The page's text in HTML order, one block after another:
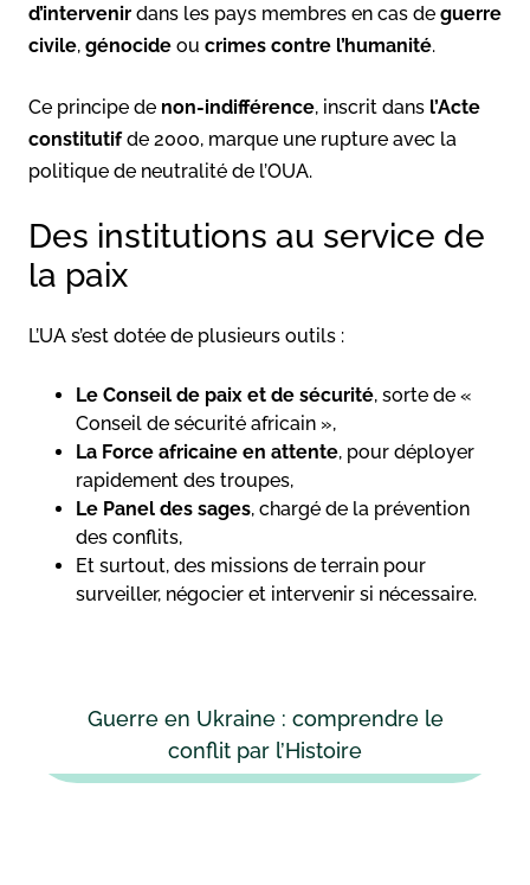
d’intervenir dans les pays membres en cas de guerre
civile, génocide ou crimes contre l’humanité.
Ce principe de non-indifférence, inscrit dans l’Acte
constitutifde 2000, marque une rupture avec la
politique de neutralité de l’OUA.
Des institutions au service de
la paix
L’UA s’est dotée de plusieurs outils :
Le Conseil de paix et de sécurité, sorte de «
Conseil de sécurité africain »,
La Force africaine en attente, pour déployer
rapidement des troupes,
Le Panel des sages, chargé de la prévention
des conflits,
Et surtout, des missions de terrain pour
surveiller, négocier et intervenir si nécessaire.
Guerre en Ukraine : comprendre le
conflit par l’Histoire